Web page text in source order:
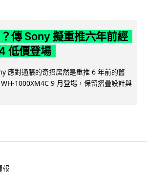
傳 Sony 擬重推六年前經
低價登場
應對通脹的奇招居然是重推 6 年前的舊
1000XM4C 9 月登場，保留摺疊設計與
報